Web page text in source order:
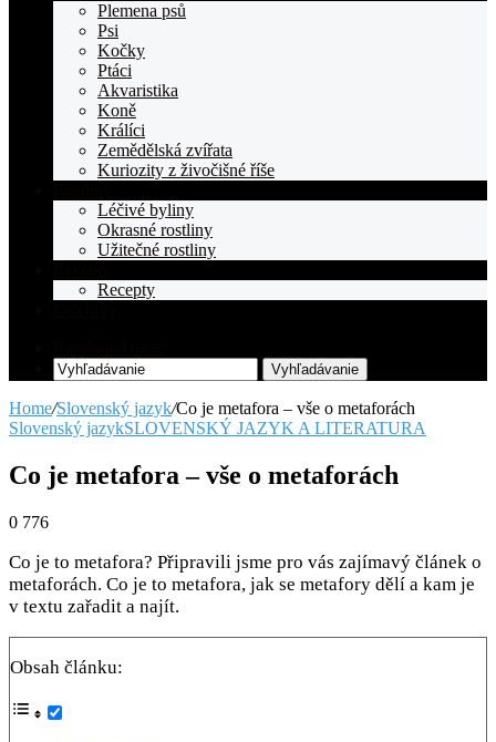
Plemena psů
Psi
Kočky
Ptáci
Akvaristika
Koně
Králíci
Zemědělská zvířata
Kuriozity z živočišné říše
Léčivé byliny
Okrasné rostliny
Užitečné rostliny
Recepty
Vyhľadávanie
Home/Slovenský jazyk/Co je metafora – vše o metaforách
Slovenský jazykSLOVENSKÝ JAZYK A LITERATURA
Co je metafora – vše o metaforách
0 776
Co je to metafora? Připravili jsme pro vás zajímavý článek o
metaforách. Co je to metafora, jak se metafory dělí a kam je
v textu zařadit a najít.
Obsah článku: